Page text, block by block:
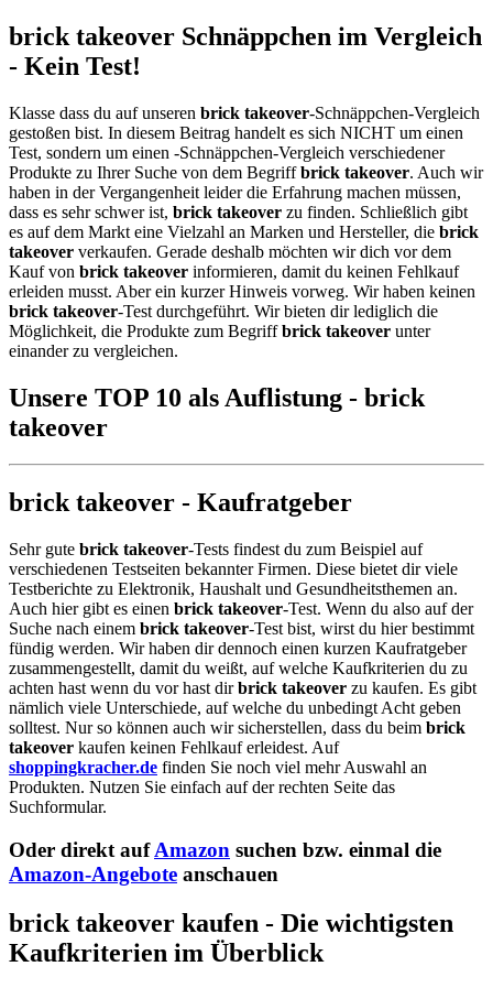
brick takeover Schnäppchen im Vergleich
- Kein Test!
Klasse dass du auf unseren brick takeover-Schnäppchen-Vergleich
gestoßen bist. In diesem Beitrag handelt es sich NICHT um einen
Test, sondern um einen -Schnäppchen-Vergleich verschiedener
Produkte zu Ihrer Suche von dem Begriffbrick takeover. Auch wir
haben in der Vergangenheit leider die Erfahrung machen müssen,
dass es sehr schwer ist, brick takeover zu finden. Schließlich gibt
es auf dem Markt eine Vielzahl an Marken und Hersteller, die brick
takeover verkaufen. Gerade deshalb möchten wir dich vor dem
Kauf von brick takeover informieren, damit du keinen Fehlkauf
erleiden musst. Aber ein kurzer Hinweis vorweg. Wir haben keinen
brick takeover-Test durchgeführt. Wir bieten dir lediglich die
Möglichkeit, die Produkte zum Begriffbrick takeover unter
einander zu vergleichen.
Unsere TOP 10 als Auflistung - brick
takeover
brick takeover - Kaufratgeber
Sehr gute brick takeover-Tests findest du zum Beispiel auf
verschiedenen Testseiten bekannter Firmen. Diese bietet dir viele
Testberichte zu Elektronik, Haushalt und Gesundheitsthemen an.
Auch hier gibt es einen brick takeover-Test. Wenn du also auf der
Suche nach einem brick takeover-Test bist, wirst du hier bestimmt
fündig werden. Wir haben dir dennoch einen kurzen Kaufratgeber
zusammengestellt, damit du weißt, auf welche Kaufkriterien du zu
achten hast wenn du vor hast dirbrick takeover zu kaufen. Es gibt
nämlich viele Unterschiede, auf welche du unbedingt Acht geben
solltest. Nur so können auch wir sicherstellen, dass du beim brick
takeover kaufen keinen Fehlkauf erleidest. Auf
shoppingkracher.de finden Sie noch viel mehr Auswahl an
Produkten. Nutzen Sie einfach auf der rechten Seite das
Suchformular.
Oder direkt aufAmazon suchen bzw. einmal die
Amazon-Angebote anschauen
brick takeover kaufen - Die wichtigsten
Kaufkriterien im Überblick